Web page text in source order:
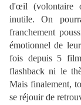
d'œil (volontaire
inutile. On
franchement
émotionnel de
fois depuis 5
flashback ni le
Mais finalement,
se réjouir de